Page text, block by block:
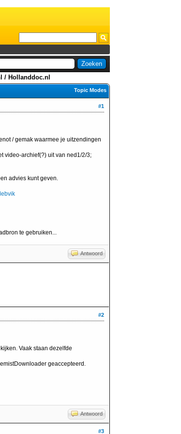
/ Hollanddoc.nl
Topic Modes
#1
/ gemak waarmee je uitzendingen
video-archief(?) uit van ned1/2/3;
advies kunt geven.
te gebruiken...
Antwoord
#2
Vaak staan dezelfde
geaccepteerd.
Antwoord
#3